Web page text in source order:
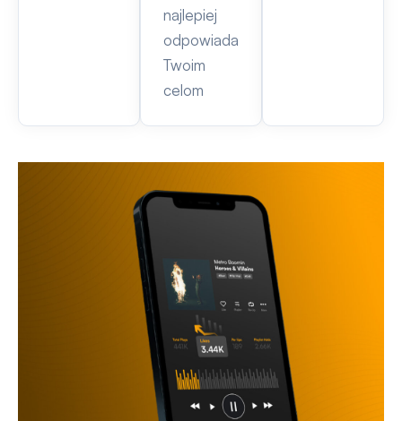
najlepiej
odpowiada
Twoim
celom